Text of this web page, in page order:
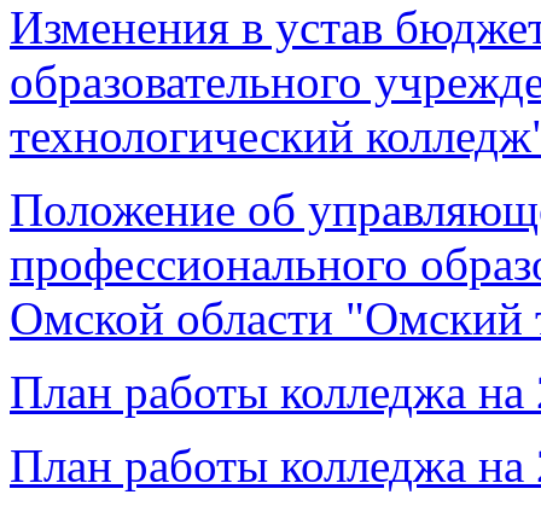
Изменения в устав
образовательного
технологический
Положение об
профессионального
Омской области "Омский
План работы колледжа
План работы колледжа